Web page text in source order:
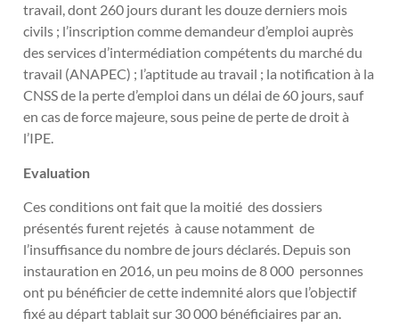
travail, dont 260 jours durant les douze derniers mois
civils ; l’inscription comme demandeur d’emploi auprès
des services d’intermédiation compétents du marché du
travail (ANAPEC) ; l’aptitude au travail ; la notification à la
CNSS de la perte d’emploi dans un délai de 60 jours, sauf
en cas de force majeure, sous peine de perte de droit à
l’IPE.
Evaluation
Ces conditions ont fait que la moitié des dossiers
présentés furent rejetés à cause notamment de
l’insuffisance du nombre de jours déclarés. Depuis son
instauration en 2016, un peu moins de 8 000 personnes
ont pu bénéficier de cette indemnité alors que l’objectif
fixé au départ tablait sur 30 000 bénéficiaires par an.